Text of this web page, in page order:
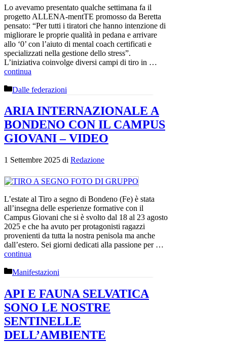
Lo avevamo presentato qualche settimana fa il
progetto ALLENA-mentTE promosso da Beretta
pensato: “Per tutti i tiratori che hanno intenzione di
migliorare le proprie qualità in pedana e arrivare
allo ‘0’ con l’aiuto di mental coach certificati e
specializzati nella gestione dello stress”.
L’iniziativa coinvolge diversi campi di tiro in …
continua
Categorie
Dalle federazioni
ARIA INTERNAZIONALE A
BONDENO CON IL CAMPUS
GIOVANI – VIDEO
1 Settembre 2025 di Redazione
L’estate al Tiro a segno di Bondeno (Fe) è stata
all’insegna delle esperienze formative con il
Campus Giovani che si è svolto dal 18 al 23 agosto
2025 e che ha avuto per protagonisti ragazzi
provenienti da tutta la nostra penisola ma anche
dall’estero. Sei giorni dedicati alla passione per …
continua
Categorie
Manifestazioni
API E FAUNA SELVATICA
SONO LE NOSTRE
SENTINELLE
DELL’AMBIENTE